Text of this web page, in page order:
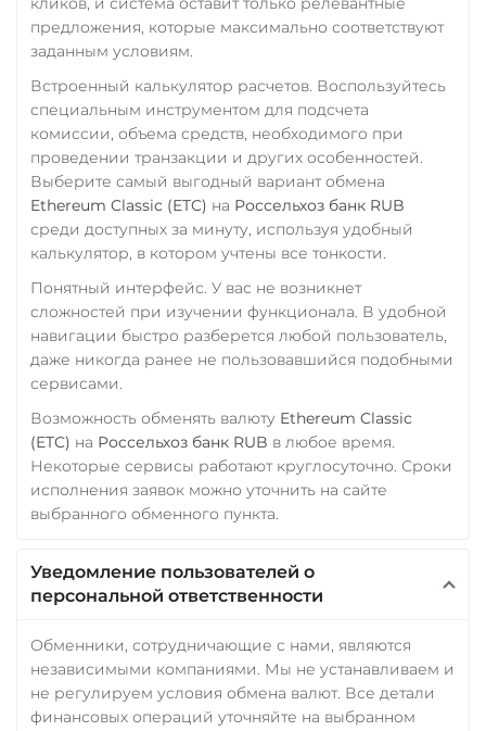
предложения, которые максимально соответствуют
заданным условиям.
Встроенный калькулятор расчетов. Воспользуйтесь
специальным инструментом для подсчета
комиссии, объема средств, необходимого при
проведении транзакции и других особенностей.
Выберите самый выгодный вариант обмена
Ethereum Classic (ETC) на Россельхоз банк RUB
среди доступных за минуту, используя удобный
калькулятор, в котором учтены все тонкости.
Понятный интерфейс. У вас не возникнет
сложностей при изучении функционала. В удобной
навигации быстро разберется любой пользователь,
даже никогда ранее не пользовавшийся подобными
сервисами.
Возможность обменять валюту Ethereum Classic
(ETC) на Россельхоз банк RUB в любое время.
Некоторые сервисы работают круглосуточно. Сроки
исполнения заявок можно уточнить на сайте
выбранного обменного пункта.
Уведомление пользователей о
персональной ответственности
Обменники, сотрудничающие с нами, являются
независимыми компаниями. Мы не устанавливаем и
не регулируем условия обмена валют. Все детали
финансовых операций уточняйте на выбранном